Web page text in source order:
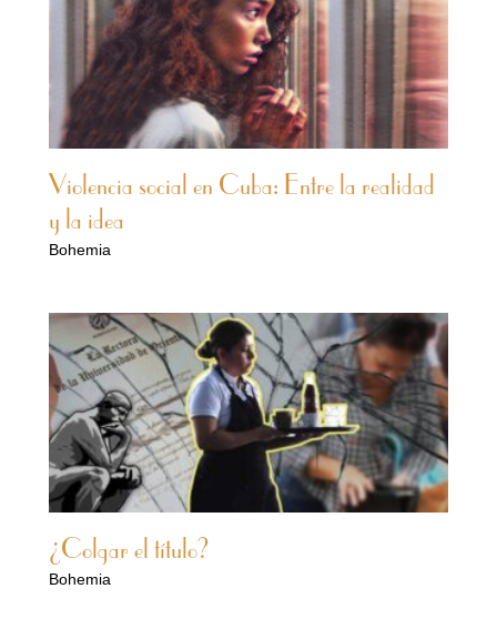
Violencia social en Cuba: Entre la realidad
y la idea
Bohemia
¿Colgar el título?
Bohemia